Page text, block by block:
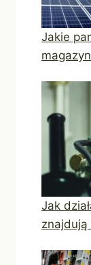
Jakie
Jak
znajdują